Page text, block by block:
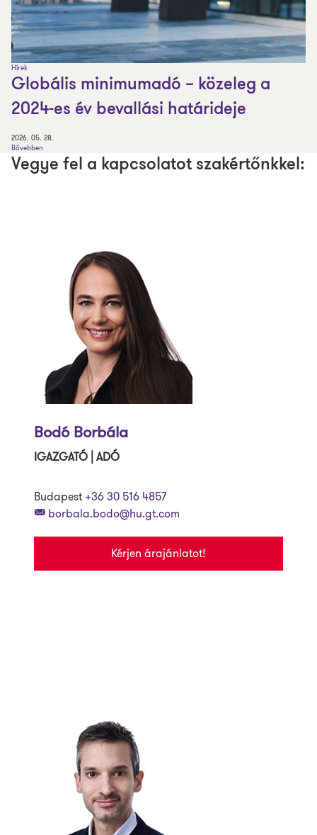
Hírek
Globális minimumadó – közeleg a
2024-es év bevallási határideje
2026. 05. 28.
Bővebben
Vegye fel a kapcsolatot szakértőnkkel:
Bodó Borbála
IGAZGATÓ | ADÓ
Budapest +36 30 516 4857
borbala.bodo@hu.gt.com
Kérjen árajánlatot!